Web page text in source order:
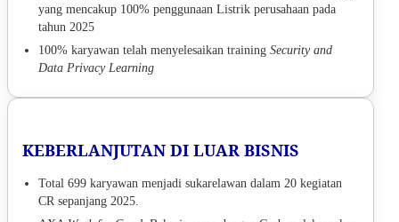
yang mencakup 100% penggunaan Listrik perusahaan pada
tahun 2025
100% karyawan telah menyelesaikan training Security and
Data Privacy Learning
KEBERLANJUTAN DI LUAR BISNIS
Total 699 karyawan menjadi sukarelawan dalam 20 kegiatan
CR sepanjang 2025.